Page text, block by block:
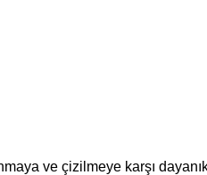
ve çizilmeye karşı